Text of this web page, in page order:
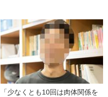
「少なくとも10回は肉体関係を